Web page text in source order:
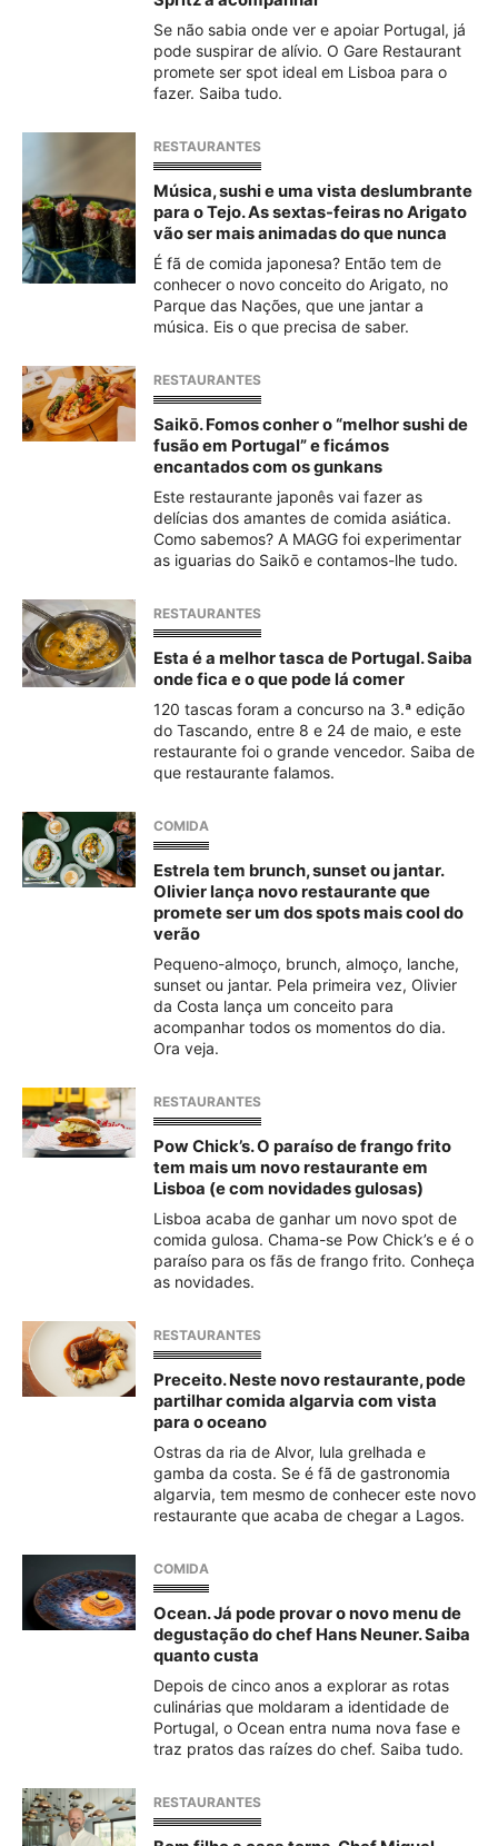
Se não sabia onde ver e apoiar Portugal, já
pode suspirar de alívio. O Gare Restaurant
promete ser spot ideal em Lisboa para o
fazer. Saiba tudo.
RESTAURANTES
Música, sushi e uma vista deslumbrante
para o Tejo. As sextas-feiras no Arigato
vão ser mais animadas do que nunca
É fã de comida japonesa? Então tem de
conhecer o novo conceito do Arigato, no
Parque das Nações, que une jantar a
música. Eis o que precisa de saber.
RESTAURANTES
Saikō. Fomos conher o “melhor sushi de
fusão em Portugal” e ficámos
encantados com os gunkans
Este restaurante japonês vai fazer as
delícias dos amantes de comida asiática.
Como sabemos? A MAGG foi experimentar
as iguarias do Saikō e contamos-lhe tudo.
RESTAURANTES
Esta é a melhor tasca de Portugal. Saiba
onde fica e o que pode lá comer
120 tascas foram a concurso na 3.ª edição
do Tascando, entre 8 e 24 de maio, e este
restaurante foi o grande vencedor. Saiba de
que restaurante falamos.
COMIDA
Estrela tem brunch, sunset ou jantar.
Olivier lança novo restaurante que
promete ser um dos spots mais cool do
verão
Pequeno-almoço, brunch, almoço, lanche,
sunset ou jantar. Pela primeira vez, Olivier
da Costa lança um conceito para
acompanhar todos os momentos do dia.
Ora veja.
RESTAURANTES
Pow Chick’s. O paraíso de frango frito
tem mais um novo restaurante em
Lisboa (e com novidades gulosas)
Lisboa acaba de ganhar um novo spot de
comida gulosa. Chama-se Pow Chick’s e é o
paraíso para os fãs de frango frito. Conheça
as novidades.
RESTAURANTES
Preceito. Neste novo restaurante, pode
partilhar comida algarvia com vista
para o oceano
Ostras da ria de Alvor, lula grelhada e
gamba da costa. Se é fã de gastronomia
algarvia, tem mesmo de conhecer este novo
restaurante que acaba de chegar a Lagos.
COMIDA
Ocean. Já pode provar o novo menu de
degustação do chef Hans Neuner. Saiba
quanto custa
Depois de cinco anos a explorar as rotas
culinárias que moldaram a identidade de
Portugal, o Ocean entra numa nova fase e
traz pratos das raízes do chef. Saiba tudo. ​
RESTAURANTES